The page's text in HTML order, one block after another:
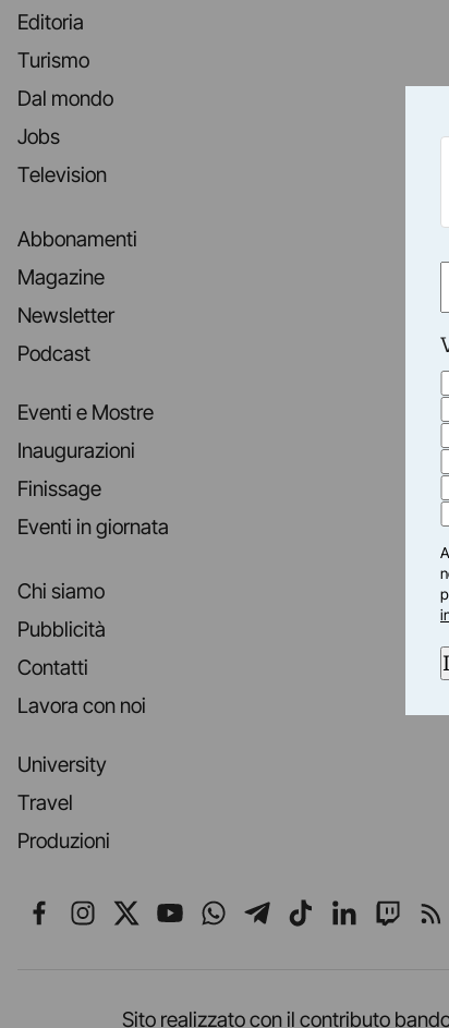
Editoria
Turismo
Dal mondo
Jobs
Television
Abbonamenti
Magazine
Newsletter
Podcast
Eventi e Mostre
Inaugurazioni
Finissage
Eventi in giornata
Chi siamo
Pubblicità
Contatti
Lavora con noi
University
Travel
Produzioni
Seguici su Facebook
Seguici su Instagram
Seguici su X
Seguici su YouTube
Seguici su
Seguici su
Seguici su
Seguici
Sito realizzato con il contributo